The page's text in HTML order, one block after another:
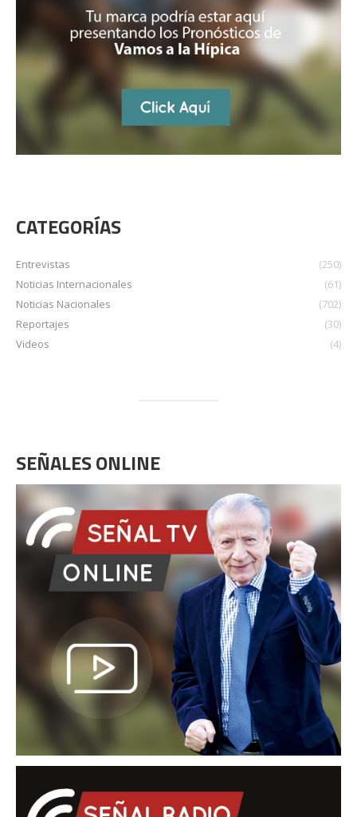
CATEGORÍAS
Entrevistas
(250)
Noticias Internacionales
(61)
Noticias Nacionales
(702)
Reportajes
(30)
Videos
(4)
SEÑALES ONLINE